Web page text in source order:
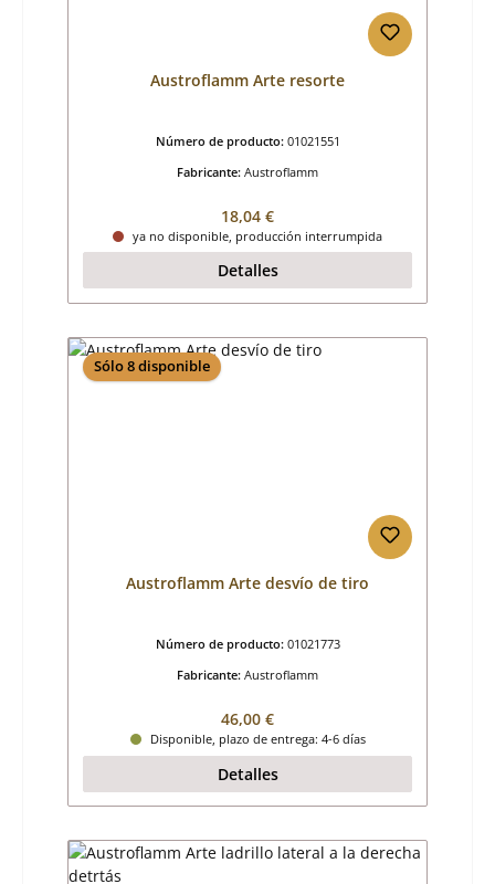
Austroflamm Arte resorte
Número de producto: 01021551
Fabricante: Austroflamm
Precio normal:
18,04 €
ya no disponible, producción interrumpida
Detalles
Sólo 8 disponible
Austroflamm Arte desvío de tiro
Número de producto: 01021773
Fabricante: Austroflamm
Precio normal:
46,00 €
Disponible, plazo de entrega: 4-6 días
Detalles